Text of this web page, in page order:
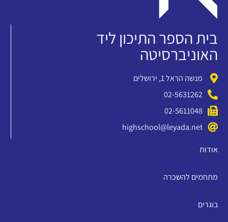
בית הספר התיכון ליד
האוניברסיטה
מנשה הראל 1, ירושלים
02-5631262
02-5611048
highschool@leyada.net
אודות
מתחמים להשכרה
בוגרים